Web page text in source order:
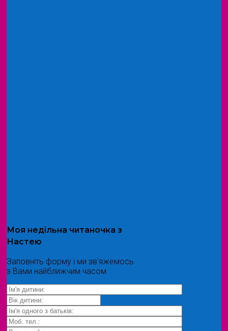
Моя недільна читаночка з
Настею
Заповніть форму і ми зв'яжемось
з Вами найближчим часом